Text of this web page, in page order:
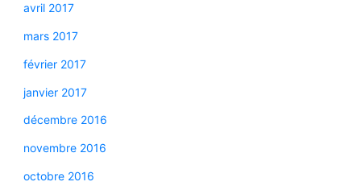
avril 2017
mars 2017
février 2017
janvier 2017
décembre 2016
novembre 2016
octobre 2016